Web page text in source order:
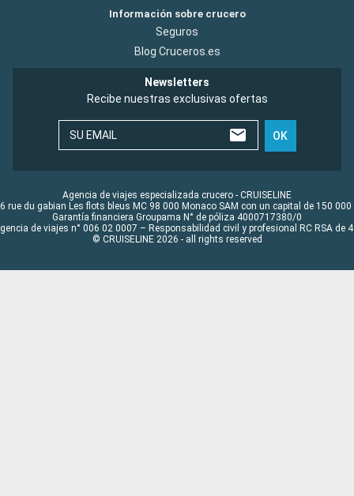
Información sobre crucero
Seguros
Blog Cruceros.es
Newsletters
Recibe nuestras exclusivas ofertas
SU EMAIL OK
Agencia de viajes especializada crucero - CRUISELINE
rue du gabian Les flots bleus MC 98 000 Monaco SAM con un capital de 150 000
Garantía financiera Groupama N° de póliza 4000717380/0
de viajes n° 006 02 0007 – Responsabilidad civil y profesional RC RSA de
© CRUISELINE 2026 - all rights reserved